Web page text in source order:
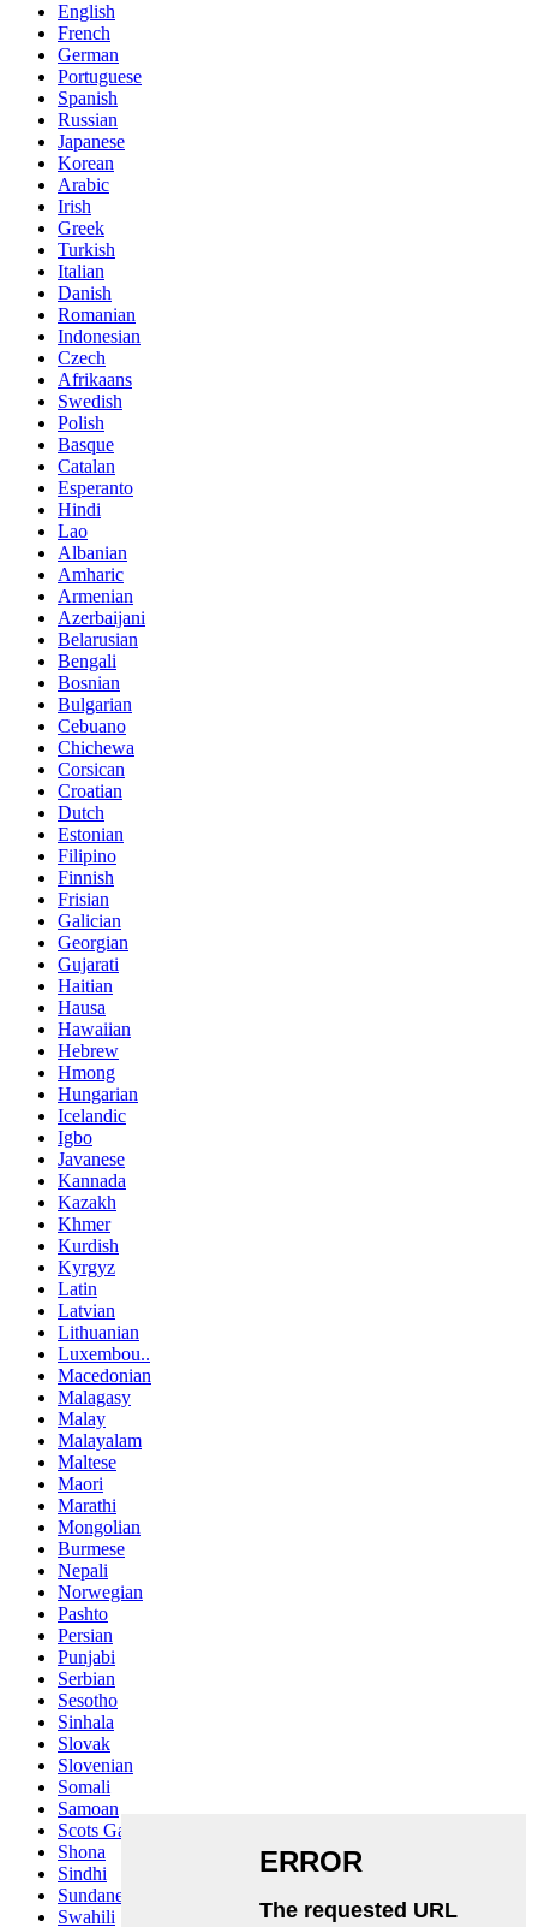
English
French
German
Portuguese
Spanish
Russian
Japanese
Korean
Arabic
Irish
Greek
Turkish
Italian
Danish
Romanian
Indonesian
Czech
Afrikaans
Swedish
Polish
Basque
Catalan
Esperanto
Hindi
Lao
Albanian
Amharic
Armenian
Azerbaijani
Belarusian
Bengali
Bosnian
Bulgarian
Cebuano
Chichewa
Corsican
Croatian
Dutch
Estonian
Filipino
Finnish
Frisian
Galician
Georgian
Gujarati
Haitian
Hausa
Hawaiian
Hebrew
Hmong
Hungarian
Icelandic
Igbo
Javanese
Kannada
Kazakh
Khmer
Kurdish
Kyrgyz
Latin
Latvian
Lithuanian
Luxembou..
Macedonian
Malagasy
Malay
Malayalam
Maltese
Maori
Marathi
Mongolian
Burmese
Nepali
Norwegian
Pashto
Persian
Punjabi
Serbian
Sesotho
Sinhala
Slovak
Slovenian
Somali
Samoan
Scots Gaelic
Shona
Sindhi
Sundanese
Swahili